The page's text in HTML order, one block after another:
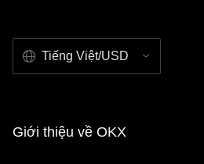
Tiếng Việt/USD
Giới thiệu về OKX